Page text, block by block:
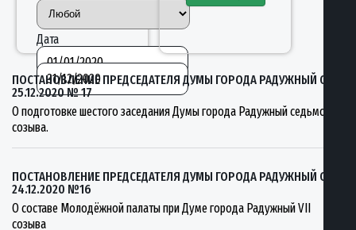
Дата
ПОСТАНОВЛЕНИЕ ПРЕДСЕДАТЕЛЯ ДУМЫ ГОРОДА РАДУЖНЫЙ ОТ
25.12.2020 № 17
О подготовке шестого заседания Думы города Радужный седьмого
созыва.
ПОСТАНОВЛЕНИЕ ПРЕДСЕДАТЕЛЯ ДУМЫ ГОРОДА РАДУЖНЫЙ ОТ
24.12.2020 №16
О составе Молодёжной палаты при Думе города Радужный VII
созыва